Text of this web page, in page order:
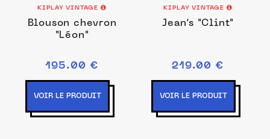
KIPLAY VINTAGE
Blouson chevron
"Léon"
195.00 €
VOIR LE PRODUIT
KIPLAY VINTAGE
Jean’s "Clint"
219.00 €
VOIR LE PRODUIT